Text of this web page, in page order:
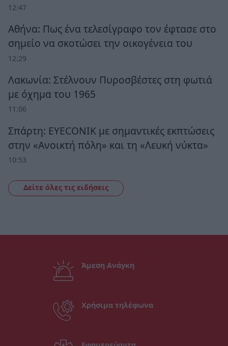
12:47
Αθήνα: Πως ένα τελεσίγραφο τον έφτασε στο
σημείο να σκοτώσει την οικογένεια του
12:29
Λακωνία: Στέλνουν Πυροσβέστες στη φωτιά
με όχημα του 1965
11:06
Σπάρτη: EYECONIK με σημαντικές εκπτώσεις
στην «Ανοικτή πόλη» και τη «Λευκή νύκτα»
10:53
Δείτε όλες τις ειδήσεις
Άμεση Ανάγκη
Χρήσιμα τηλέφωνα